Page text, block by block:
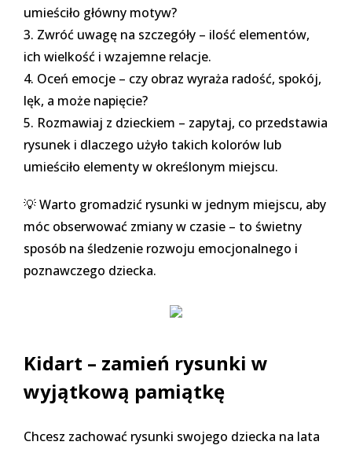
umieściło główny motyw?
Zwróć uwagę na szczegóły – ilość elementów,
ich wielkość i wzajemne relacje.
Oceń emocje – czy obraz wyraża radość, spokój,
lęk, a może napięcie?
Rozmawiaj z dzieckiem – zapytaj, co przedstawia
rysunek i dlaczego użyło takich kolorów lub
umieściło elementy w określonym miejscu.
💡 Warto gromadzić rysunki w jednym miejscu, aby
móc obserwować zmiany w czasie – to świetny
sposób na śledzenie rozwoju emocjonalnego i
poznawczego dziecka.
Kidart – zamień rysunki w
wyjątkową pamiątkę
Chcesz zachować rysunki swojego dziecka na lata